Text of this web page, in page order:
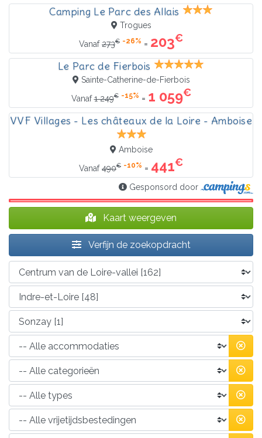
Camping Le Parc des Allais
Trogues
Vanaf273€ -26% = 203€
Le Parc de Fierbois
Sainte-Catherine-de-Fierbois
Vanaf1 249€ -15% = 1 059€
VVF Villages - Les châteaux de la Loire - Amboise
Amboise
Vanaf490€ -10% = 441€
Gesponsord door
Kaart weergeven
Verfijn de zoekopdracht